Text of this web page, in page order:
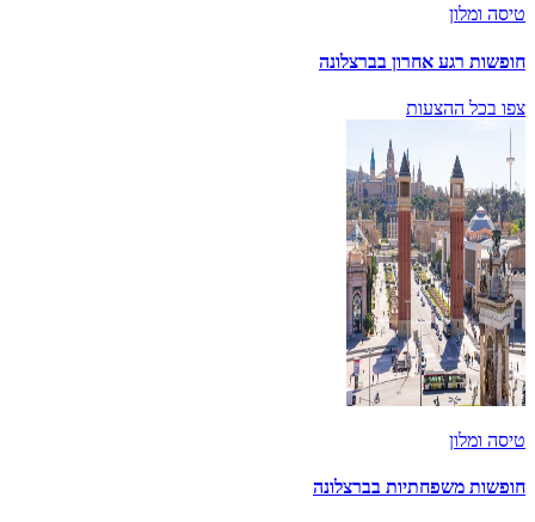
טיסה ומלון
חופשות רגע אחרון בברצלונה
צפו בכל ההצעות
טיסה ומלון
חופשות משפחתיות בברצלונה